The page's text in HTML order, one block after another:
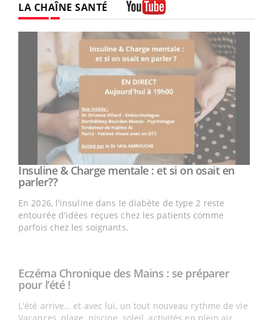
LA CHAÎNE SANTÉ
Youtube
Eczéma Chronique des Mains : se préparer
pour l’été ! Youtube
L'été arrive… et avec lui, un tout nouveau rythme de vie !
Vacances, plage, piscine, soleil, activités en plein air…
Nos mains sont ...